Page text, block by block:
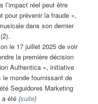
l’impact réel peut être
pour prévenir la fraude »,
dans son dernier
2).
le 17 juillet 2025 de voir
la première décision
Authentica », initiative
le monde fournissant de
Seguidores Marketing
a été(suite)